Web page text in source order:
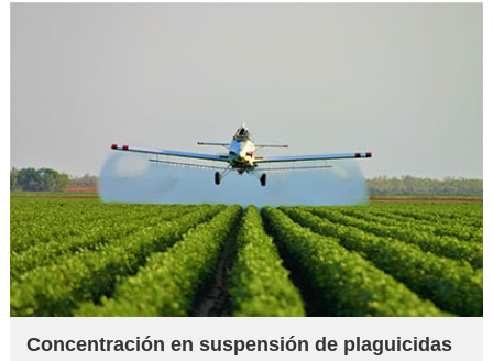
Concentración en suspensión de plaguicidas